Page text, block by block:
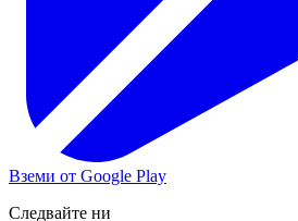
Вземи от Google Play
Следвайте ни